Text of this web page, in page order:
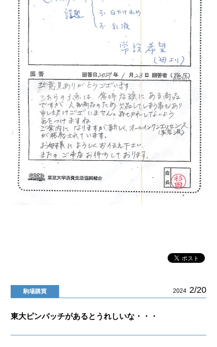
駒場購買 2024 2/20
東大ピンバッチがあるとうれしいな・・・